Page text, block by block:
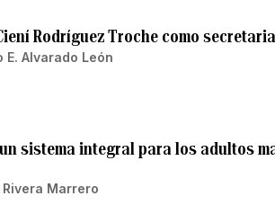
Rodríguez Troche como
E. Alvarado León
sistema integral para los adultos
Marrero